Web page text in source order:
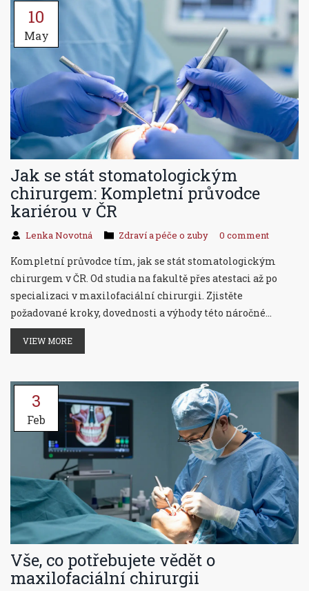
10
May
Jak se stát stomatologickým
chirurgem: Kompletní průvodce
kariérou v ČR
Lenka Novotná Zdraví a péče o zuby 0 comment
Kompletní průvodce tím, jak se stát stomatologickým
chirurgem v ČR. Od studia na fakultě přes atestaci až po
specializaci v maxilofaciální chirurgii. Zjistěte
požadované kroky, dovednosti a výhody této náročné
profese.
VIEW MORE
3
Feb
Vše, co potřebujete vědět o
maxilofaciální chirurgii